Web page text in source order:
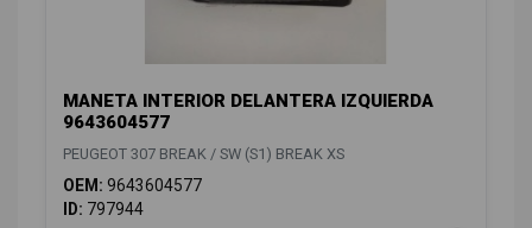
MANETA INTERIOR DELANTERA IZQUIERDA
9643604577
PEUGEOT 307 BREAK / SW (S1) BREAK XS
OEM: 9643604577
ID: 797944